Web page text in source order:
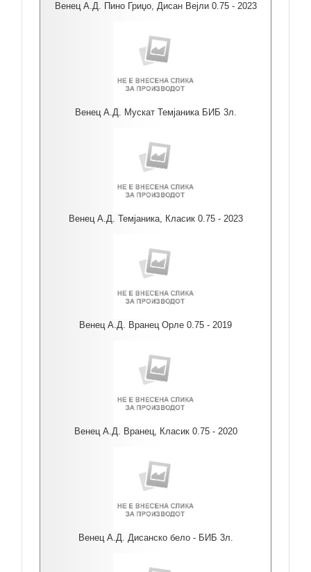
Венец А.Д. Пино Гриџо, Дисан Вејли 0.75 - 2023
Венец А.Д. Мускат Темјаника БИБ 3л.
Венец А.Д. Темјаника, Класик 0.75 - 2023
Венец А.Д. Вранец Орле 0.75 - 2019
Венец А.Д. Вранец, Класик 0.75 - 2020
Венец А.Д. Дисанско бело - БИБ 3л.